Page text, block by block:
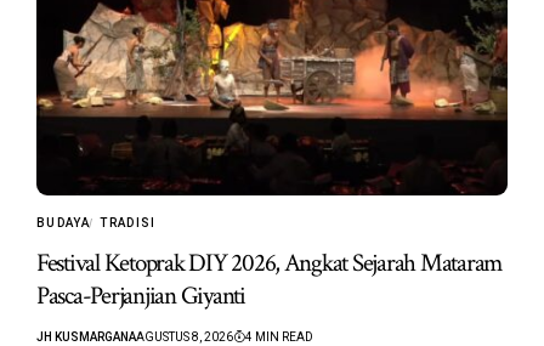
BUDAYA TRADISI
Festival Ketoprak DIY 2026, Angkat Sejarah Mataram
Pasca-Perjanjian Giyanti
JH KUSMARGANAAGUSTUS 8, 2026 4 MIN READ